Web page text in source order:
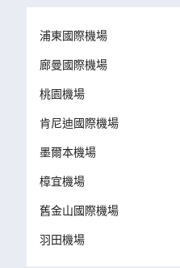
浦東國際機場
廊曼國際機場
桃園機場
肯尼迪國際機場
墨爾本機場
樟宜機場
舊金山國際機場
羽田機場